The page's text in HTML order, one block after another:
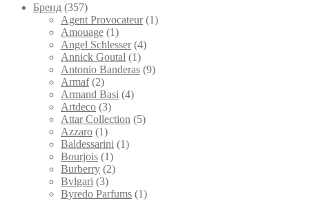
Брeнд (357)
Agent Provocateur (1)
Amouage (1)
Angel Schlesser (4)
Annick Goutal (1)
Antonio Banderas (9)
Armaf (2)
Armand Basi (4)
Artdeco (3)
Attar Collection (5)
Azzaro (1)
Baldessarini (1)
Bourjois (1)
Burberry (2)
Bvlgari (3)
Byredo Parfums (1)